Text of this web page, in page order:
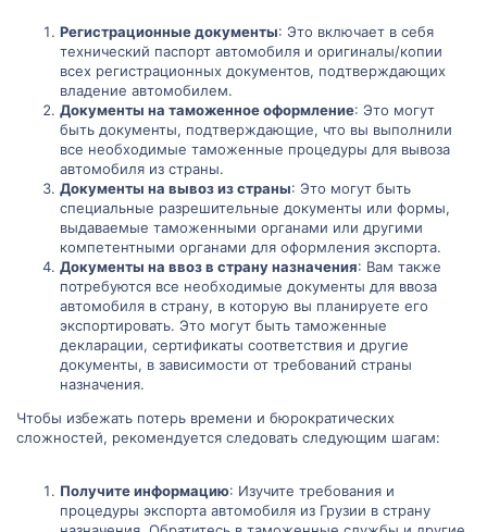
Регистрационные документы: Это включает в себя
технический паспорт автомобиля и оригиналы/копии
всех регистрационных документов, подтверждающих
владение автомобилем.
Документы на таможенное оформление: Это могут
быть документы, подтверждающие, что вы выполнили
все необходимые таможенные процедуры для вывоза
автомобиля из страны.
Документы на вывоз из страны: Это могут быть
специальные разрешительные документы или формы,
выдаваемые таможенными органами или другими
компетентными органами для оформления экспорта.
Документы на ввоз в страну назначения: Вам также
потребуются все необходимые документы для ввоза
автомобиля в страну, в которую вы планируете его
экспортировать. Это могут быть таможенные
декларации, сертификаты соответствия и другие
документы, в зависимости от требований страны
назначения.
Чтобы избежать потерь времени и бюрократических
сложностей, рекомендуется следовать следующим шагам:
Получите информацию: Изучите требования и
процедуры экспорта автомобиля из Грузии в страну